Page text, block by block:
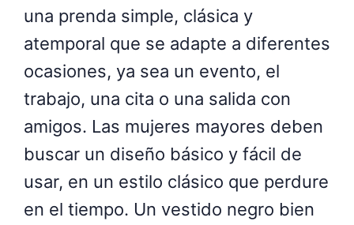
una prenda simple, clásica y
atemporal que se adapte a diferentes
ocasiones, ya sea un evento, el
trabajo, una cita o una salida con
amigos. Las mujeres mayores deben
buscar un diseño básico y fácil de
usar, en un estilo clásico que perdure
en el tiempo. Un vestido negro bien